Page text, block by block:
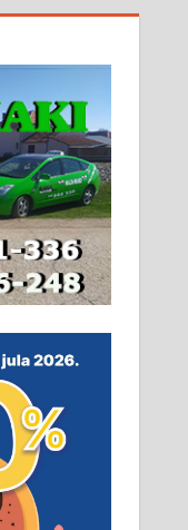
Рудник
20
Услови:
истим и
али не и